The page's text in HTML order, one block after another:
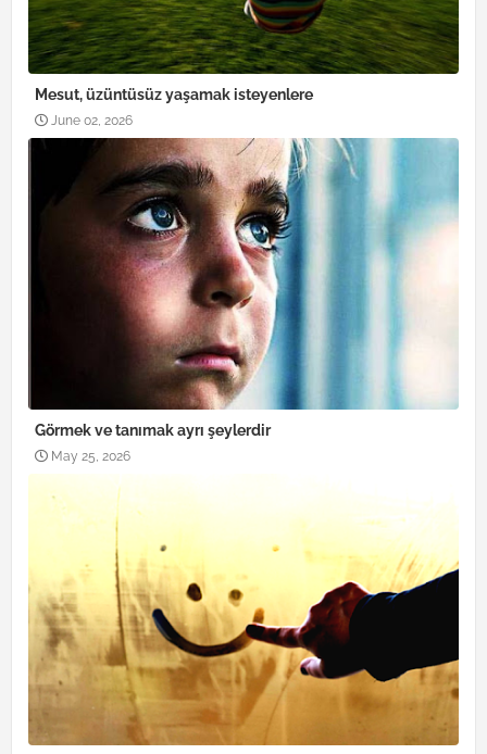
Mesut, üzüntüsüz yaşamak isteyenlere
June 02, 2026
Görmek ve tanımak ayrı şeylerdir
May 25, 2026